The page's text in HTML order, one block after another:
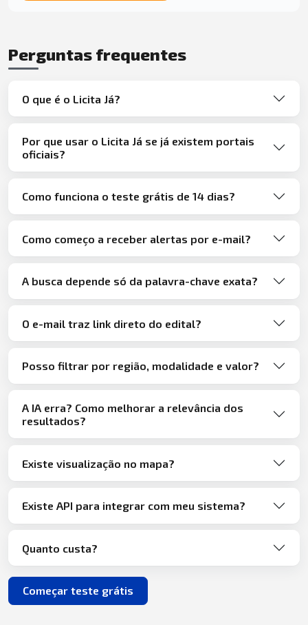
Perguntas frequentes
O que é o Licita Já?
Por que usar o Licita Já se já existem portais
oficiais?
Como funciona o teste grátis de 14 dias?
Como começo a receber alertas por e-mail?
A busca depende só da palavra-chave exata?
O e-mail traz link direto do edital?
Posso filtrar por região, modalidade e valor?
A IA erra? Como melhorar a relevância dos
resultados?
Existe visualização no mapa?
Existe API para integrar com meu sistema?
Quanto custa?
Começar teste grátis